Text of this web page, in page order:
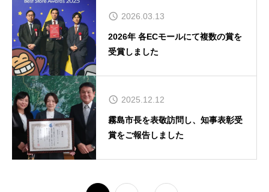
2026.03.13
2026年 各ECモールにて複数の賞を
受賞しました
2025.12.12
霧島市長を表敬訪問し、知事表彰受
賞をご報告しました